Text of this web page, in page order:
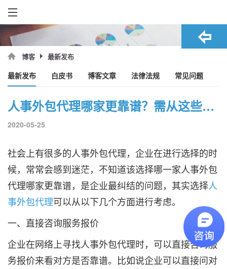
博客 最新发布
最新发布 白皮书 博客文章 法律法规 常见问题
人事外包代理哪家更靠谱？需从这些方面考虑！
2020-05-25
社会上有很多的人事外包代理，企业在进行选择的时
候，常常会感到迷茫，不知道该选择哪一家人事外包
代理哪家更靠谱，是企业最纠结的问题，其实选择人
事外包代理可以从以下几个方面进行考虑。
一、直接咨询服务报价
企业在网络上寻找人事外包代理时，可以直接咨询服
务报价来看对方是否靠谱。比如说企业可以直接问对